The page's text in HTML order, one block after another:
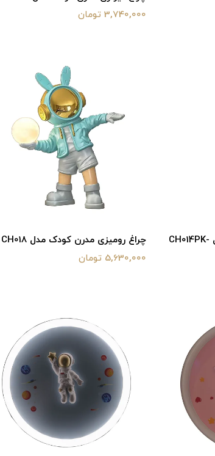
3,740,000 تومان
چراغ رومیزی مدرن کودک مدل CH014PK-
چراغ رومیزی مدرن کودک مدل CH018
5,630,000 تومان